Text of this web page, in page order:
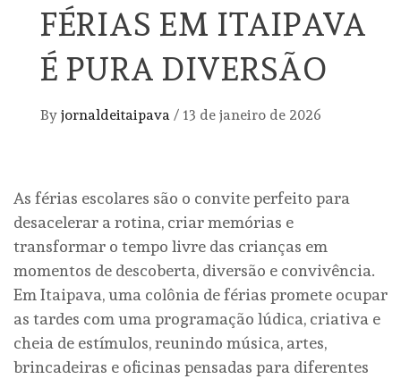
FÉRIAS EM ITAIPAVA
É PURA DIVERSÃO
By jornaldeitaipava / 13 de janeiro de 2026
As férias escolares são o convite perfeito para
desacelerar a rotina, criar memórias e
transformar o tempo livre das crianças em
momentos de descoberta, diversão e convivência.
Em Itaipava, uma colônia de férias promete ocupar
as tardes com uma programação lúdica, criativa e
cheia de estímulos, reunindo música, artes,
brincadeiras e oficinas pensadas para diferentes